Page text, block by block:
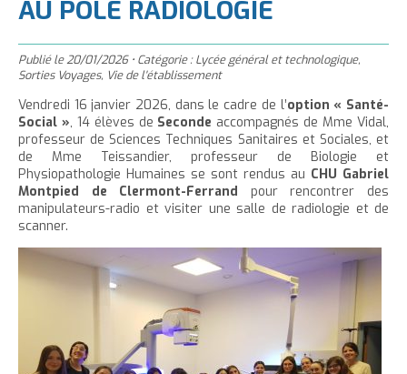
h
c
l
a
c
u
i
l
n
e
r
l
a
a
i
l
e
u
r
l
a
t
a
i
l
l
u
x
m
r
c
e
t
t
e
p
a
g
e
g
r
c
e
c
o
n
t
e
n
u
AU PÔLE RADIOLOGIE
Publié le20/01/2026 • Catégorie :Lycée général et technologique,
Sorties Voyages, Vie de l'établissement
Vendredi 16 janvier 2026, dans le cadre de l’option « Santé-
Social », 14 élèves de Seconde accompagnés de Mme Vidal,
professeur de Sciences Techniques Sanitaires et Sociales, et
de Mme Teissandier, professeur de Biologie et
Physiopathologie Humaines se sont rendus au CHU Gabriel
Montpied de Clermont-Ferrand pour rencontrer des
manipulateurs-radio et visiter une salle de radiologie et de
scanner.